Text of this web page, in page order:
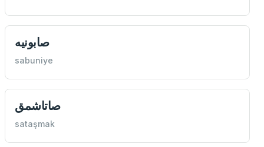
صابونيه
sabuniye
صاتاشمق
sataşmak